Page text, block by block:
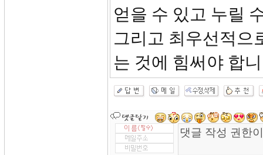
얻을 수 있고 누릴
그리고 최우선적으
는 것에 힘써야 합